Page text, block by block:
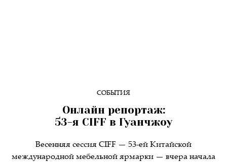
СОБЫТИЯ
Онлайн репортаж:
53-я CIFF в Гуанчжоу
Весенняя сессия CIFF — 53-ей Китайской
международной мебельной ярмарки — вчера начала